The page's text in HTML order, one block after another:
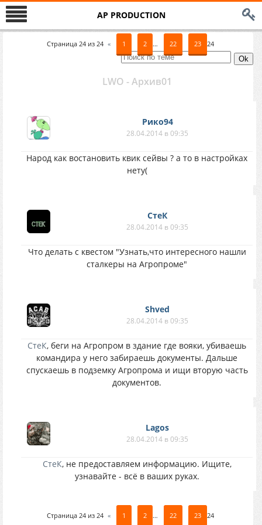
AP PRODUCTION
Страница 24из 24 « 1 2 … 22 23 24
LWO - Архив01
Рико94
28.04.2014 в 09:35
Народ как востановить квик сейвы ? а то в настройках
нету(
СтеК
28.04.2014 в 09:35
Что делать с квестом "Узнать,что интересного нашли
сталкеры на Агропроме"
Shved
28.04.2014 в 09:35
СтеК, беги на Агропром в здание где вояки, убиваешь
командира у него забираешь документы. Дальше
спускаешь в подземку Агропрома и ищи вторую часть
документов.
Lagos
28.04.2014 в 09:35
СтеК, не предоставляем информацию. Ищите,
узнавайте - всё в ваших руках.
Страница 24из 24 « 1 2 … 22 23 24